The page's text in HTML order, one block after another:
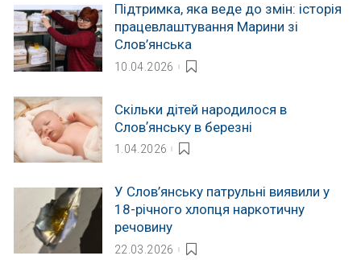
Підтримка, яка веде до змін: історія
працевлаштування Марини зі
Слов’янська
10.04.2026
Скільки дітей народилося в
Словʼянську в березні
1.04.2026
У Слов’янську патрульні виявили у
18-річного хлопця наркотичну
речовину
22.03.2026